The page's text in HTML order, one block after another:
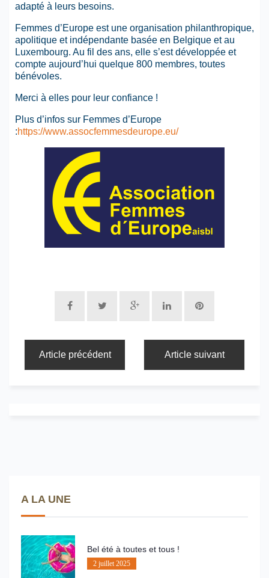
adapté à leurs besoins.
Femmes d’Europe est une organisation philanthropique,
apolitique et indépendante basée en Belgique et au
Luxembourg. Au fil des ans, elle s’est développée et
compte aujourd’hui quelque 800 membres, toutes
bénévoles.
Merci à elles pour leur confiance !
Plus d’infos sur Femmes d’Europe
:https://www.assocfemmesdeurope.eu/
Article précédent Article suivant
A LA UNE
Bel été à toutes et tous !
2 juillet 2025